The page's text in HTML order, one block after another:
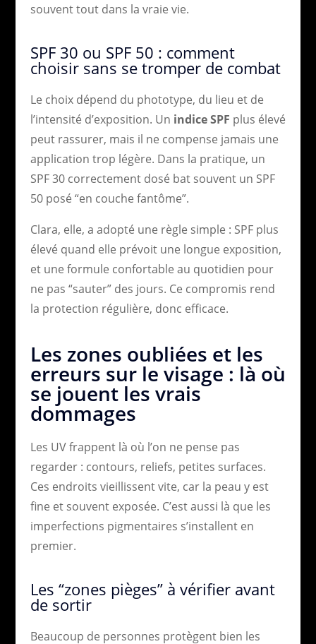
souvent tout dans la vraie vie.
SPF 30 ou SPF 50 : comment
choisir sans se tromper de combat
Le choix dépend du phototype, du lieu et de
l’intensité d’exposition. Un indice SPF plus élevé
peut rassurer, mais il ne compense jamais une
application trop légère. Dans la pratique, un
SPF 30 correctement dosé bat souvent un SPF
50 posé “en couche fantôme”.
Clara, elle, a adopté une règle simple : SPF plus
élevé quand elle prévoit une longue exposition,
et une formule confortable au quotidien pour
ne pas “sauter” des jours. Ce compromis rend
la protection régulière, donc efficace.
Les zones oubliées et les
erreurs sur le visage : là où
se jouent les vrais
dommages
Les UV frappent là où l’on ne pense pas
regarder : contours, reliefs, petites surfaces.
Ces endroits vieillissent vite, car la peau y est
fine et souvent exposée. C’est aussi là que les
imperfections pigmentaires s’installent en
premier.
Les “zones pièges” à vérifier avant
de sortir
Beaucoup de personnes protègent bien les